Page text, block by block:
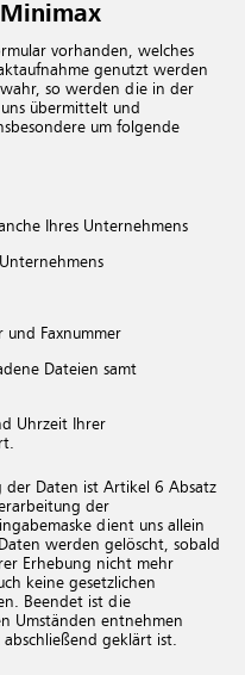
vorhanden, welches
genutzt werden
so werden die in der
übermittelt und
um folgende
Ihres Unternehmens
und Faxnummer
Dateien samt
Uhrzeit Ihrer
der Daten ist Artikel 6 Absatz
der
dient uns allein
werden gelöscht, sobald
Erhebung nicht mehr
keine gesetzlichen
Beendet ist die
Umständen entnehmen
abschließend geklärt ist.